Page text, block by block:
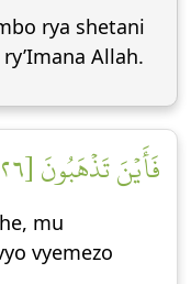
rya shetani
Allah.
فَأَيۡنَ تَذۡهَبُونَ [٢٦]
mu
vyemezo